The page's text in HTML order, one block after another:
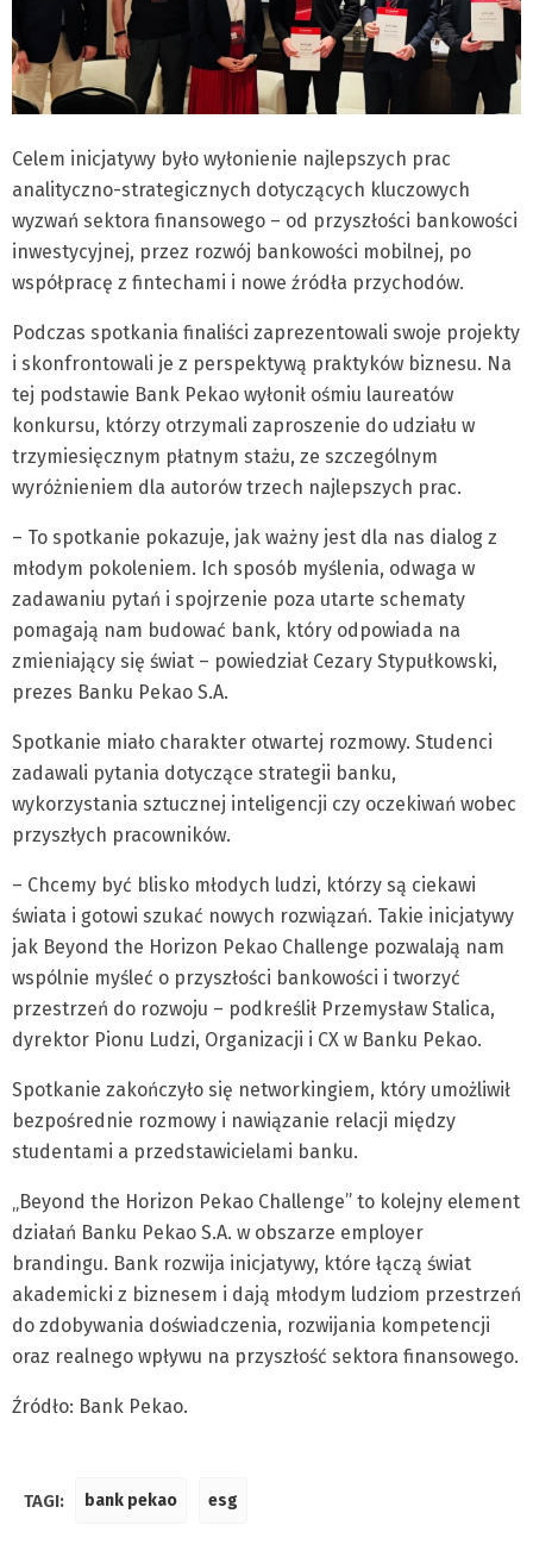
Celem inicjatywy było wyłonienie najlepszych prac
analityczno-strategicznych dotyczących kluczowych
wyzwań sektora finansowego – od przyszłości bankowości
inwestycyjnej, przez rozwój bankowości mobilnej, po
współpracę z fintechami i nowe źródła przychodów.
Podczas spotkania finaliści zaprezentowali swoje projekty
i skonfrontowali je z perspektywą praktyków biznesu. Na
tej podstawie Bank Pekao wyłonił ośmiu laureatów
konkursu, którzy otrzymali zaproszenie do udziału w
trzymiesięcznym płatnym stażu, ze szczególnym
wyróżnieniem dla autorów trzech najlepszych prac.
– To spotkanie pokazuje, jak ważny jest dla nas dialog z
młodym pokoleniem. Ich sposób myślenia, odwaga w
zadawaniu pytań i spojrzenie poza utarte schematy
pomagają nam budować bank, który odpowiada na
zmieniający się świat – powiedział Cezary Stypułkowski,
prezes Banku Pekao S.A.
Spotkanie miało charakter otwartej rozmowy. Studenci
zadawali pytania dotyczące strategii banku,
wykorzystania sztucznej inteligencji czy oczekiwań wobec
przyszłych pracowników.
– Chcemy być blisko młodych ludzi, którzy są ciekawi
świata i gotowi szukać nowych rozwiązań. Takie inicjatywy
jak Beyond the Horizon Pekao Challenge pozwalają nam
wspólnie myśleć o przyszłości bankowości i tworzyć
przestrzeń do rozwoju – podkreślił Przemysław Stalica,
dyrektor Pionu Ludzi, Organizacji i CX w Banku Pekao.
Spotkanie zakończyło się networkingiem, który umożliwił
bezpośrednie rozmowy i nawiązanie relacji między
studentami a przedstawicielami banku.
„Beyond the Horizon Pekao Challenge” to kolejny element
działań Banku Pekao S.A. w obszarze employer
brandingu. Bank rozwija inicjatywy, które łączą świat
akademicki z biznesem i dają młodym ludziom przestrzeń
do zdobywania doświadczenia, rozwijania kompetencji
oraz realnego wpływu na przyszłość sektora finansowego.
Źródło: Bank Pekao.
TAGI: bank pekao esg